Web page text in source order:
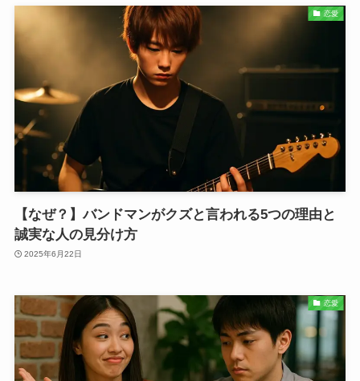
恋愛
【なぜ？】バンドマンがクズと言われる5つの理由と
誠実な人の見分け方
2025年6月22日
恋愛